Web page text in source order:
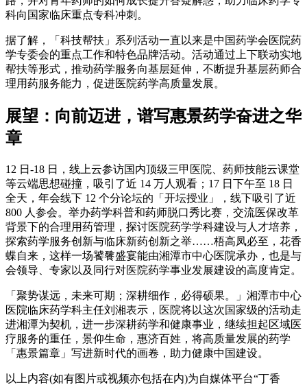
科向国家临床重点专科冲刺。
据了解，「科技帮扶」系列活动一直以来是中国药学会医院药
学专委会的重点工作和特色品牌活动。活动通过上下联动实地
帮扶等形式，推动药学服务向基层延伸，不断提升基层药师合
理用药服务能力，促进医院药学高质量发展。
展望：向前迈进，谱写惠景药学奋进之华
章
12 日-18 日，线上云参访国内顶级三甲医院、药师技能云课堂
等云端思想碰撞，吸引了近 14 万人观看；17 日下午至 18 日
全天，年会线下 12 个分论坛的「开坛授业」，线下吸引了近
800 人参会。举办药学科普和药师脱口秀比赛，交流医保改革
背景下的合理用药管理，探讨医院药学学科建设与人才培养，
探索药学服务创新与临床新药创新之举……梧高凤必至，花香
蝶自来，这样一场饕餮盛宴能由湘潭市中心医院承办，也是与
会领导、专家以及同行对医院药学事业发展建设的高度肯定。
「聚势谋远，未来可期；深耕细作，必得硕果。」湘潭市中心
医院临床药学科主任刘湘表示，医院将以这次国家级的活动走
进湘潭为契机，进一步深耕药学和健康事业，继续担起区域医
疗服务的重任，景仰生命，惠济百姓，将高质量发展的药学
「惠景篇章」写进新时代的画卷，助力健康中国建设。
以上内容(如有图片或视频亦包括在内)为自媒体平台“丁香